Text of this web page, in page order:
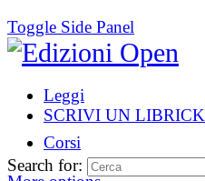
Toggle Side Panel
Leggi
SCRIVI UN LIBRICK
Corsi
Search for: